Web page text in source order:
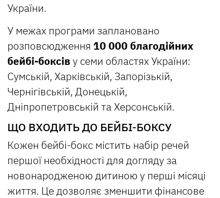
України.
У межах програми заплановано
розповсюдження 10 000 благодійних
бейбі-боксіву семи областях України:
Сумській, Харківській, Запорізькій,
Чернігівській, Донецькій,
Дніпропетровській та Херсонській.
ЩО ВХОДИТЬ ДО БЕЙБІ-БОКСУ
Кожен бейбі-бокс містить набір речей
першої необхідності для догляду за
новонародженою дитиною у перші місяці
життя. Це дозволяє зменшити фінансове